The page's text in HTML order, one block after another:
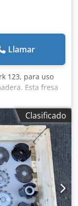
Llamar
123, para uso
Esta fresa
de este
previa
adicionales y
Nex
Clasificado